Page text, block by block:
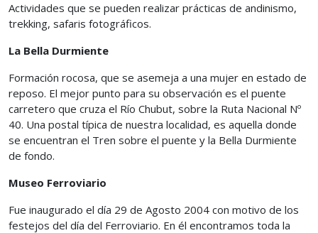
Actividades que se pueden realizar prácticas de andinismo,
trekking, safaris fotográficos.
La Bella Durmiente
Formación rocosa, que se asemeja a una mujer en estado de
reposo. El mejor punto para su observación es el puente
carretero que cruza el Río Chubut, sobre la Ruta Nacional Nº
40. Una postal típica de nuestra localidad, es aquella donde
se encuentran el Tren sobre el puente y la Bella Durmiente
de fondo.
Museo Ferroviario
Fue inaugurado el día 29 de Agosto 2004 con motivo de los
festejos del día del Ferroviario. En él encontramos toda la